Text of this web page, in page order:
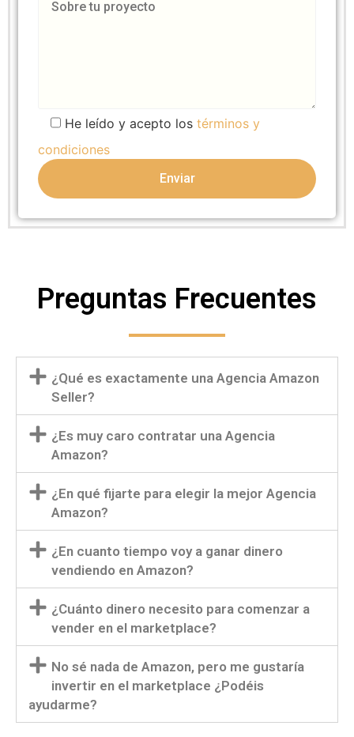
He leído y acepto los términos y
condiciones
Preguntas Frecuentes
¿Qué es exactamente una Agencia Amazon
Seller?
¿Es muy caro contratar una Agencia
Amazon?
¿En qué fijarte para elegir la mejor Agencia
Amazon?
¿En cuanto tiempo voy a ganar dinero
vendiendo en Amazon?
¿Cuánto dinero necesito para comenzar a
vender en el marketplace?
No sé nada de Amazon, pero me gustaría
invertir en el marketplace ¿Podéis
ayudarme?